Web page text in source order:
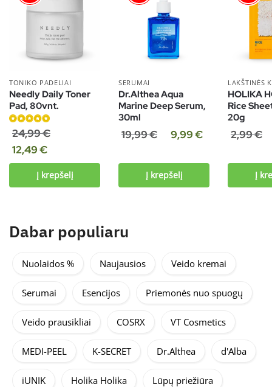
TONIKO PADELIAI
Needly Daily Toner
Pad, 80vnt.
Įvertinimas:
iš 5
24,99€
12,49€
Į krepšelį
SERUMAI
Dr.Althea Aqua
Marine Deep Serum,
30ml
19,99€ 9,99€
Į krepšelį
LAKŠTINĖS
HOLIKA
Rice
20g
2,99€
Į
Dabar populiaru
Nuolaidos % Naujausios Veido kremai
Serumai Esencijos Priemonės nuo spuogų
Veido prausikliai COSRX VT Cosmetics
MEDI-PEEL K-SECRET Dr.Althea d'Alba
iUNIK Holika Holika Lūpų priežiūra